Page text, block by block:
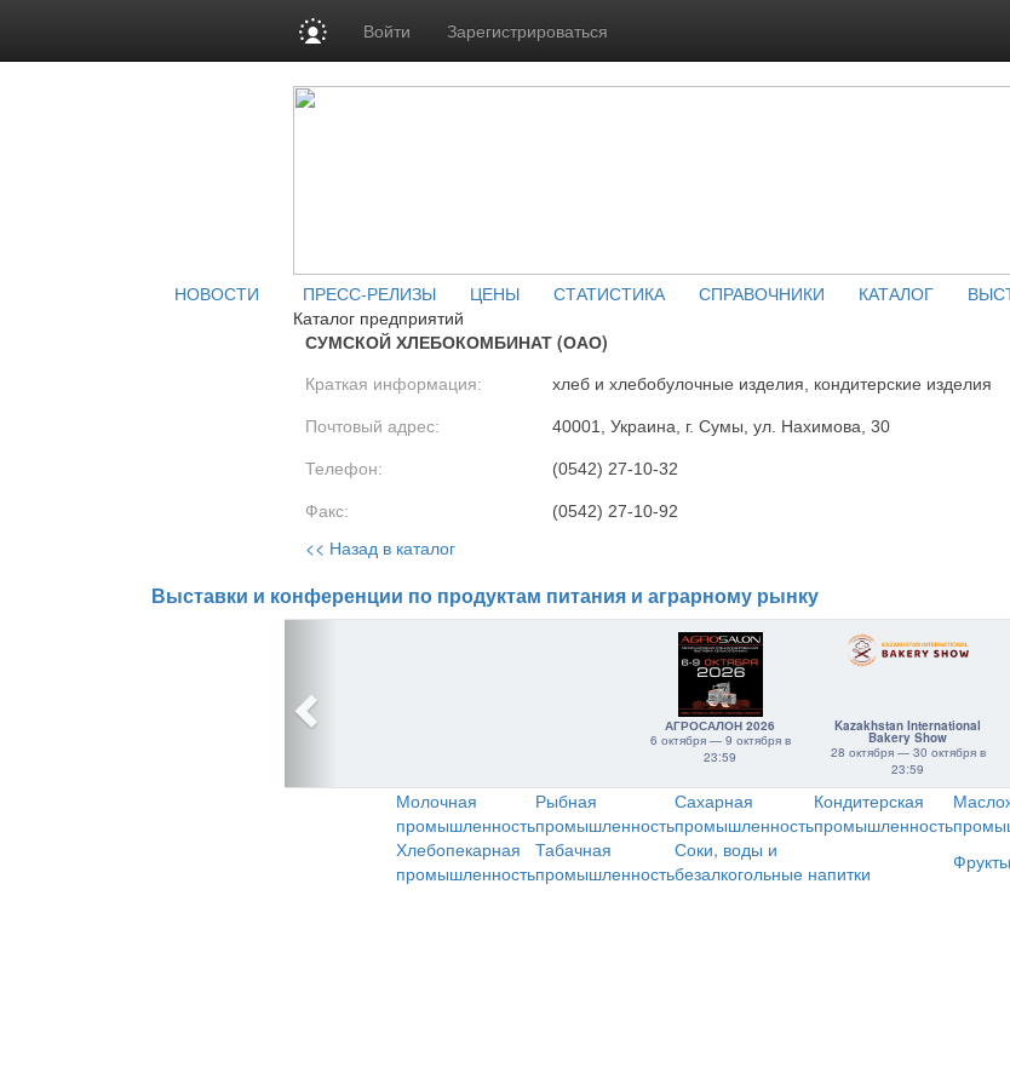
Войти Зарегистрироваться
НОВОСТИ ПРЕСС-РЕЛИЗЫ ЦЕНЫ СТАТИСТИКА СПРАВОЧНИКИ КАТАЛОГ
Каталог предприятий
СУМСКОЙ ХЛЕБОКОМБИНАТ (ОАО)
Краткая информация: хлеб и хлебобулочные изделия, кондитерские изделия
Почтовый адрес: 40001, Украина, г. Сумы, ул. Нахимова, 30
Телефон: (0542) 27-10-32
Факс: (0542) 27-10-92
<< Назад в каталог
Выставки и конференции по продуктам питания и аграрному рынку
АГРОСАЛОН 2026
6 октября — 9 октября в
23:59
Kazakhstan International
Bakery Show
28 октября — 30 октября в
23:59
Молочная
промышленность
Рыбная
промышленность
Сахарная
промышленность
Кондитерская
промышленность
Хлебопекарная
промышленность
Табачная
промышленность
Соки, воды и
безалкогольные напитки